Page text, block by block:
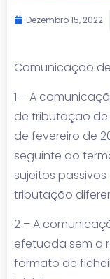
Dezembro 15, 2022
Comunicação de
1 – A
de tributação
de fevereiro de
seguinte ao
sujeitos
tributação
2 – A
efetuada sem a
formato de